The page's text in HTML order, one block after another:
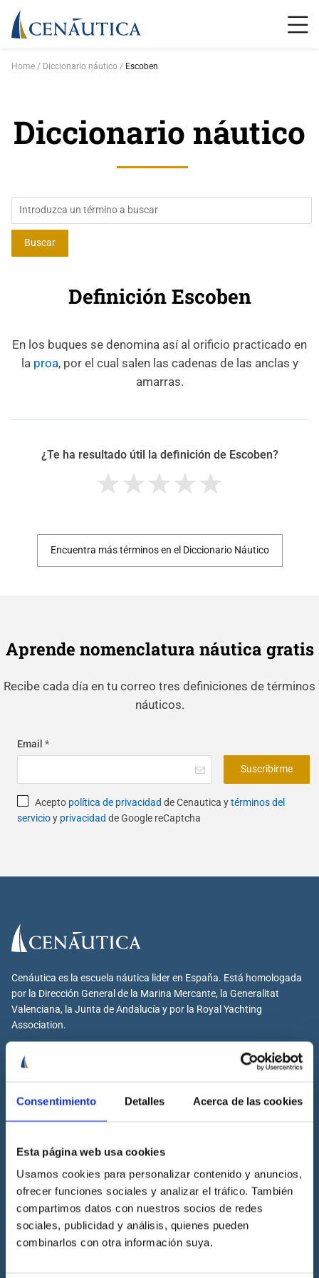
Consentimiento Detalles Acerca de las cookies
Esta página web usa cookies
Usamos cookies para personalizar contenido y anuncios,
ofrecer funciones sociales y analizar el tráfico. También
compartimos datos con nuestros socios de redes
sociales, publicidad y análisis, quienes pueden
combinarlos con otra información suya.
Home Diccionario náutico Escoben
Diccionario náutico
Definición Escoben
En los buques se denomina así al orificio practicado en
la proa, por el cual salen las cadenas de las anclas y
amarras.
¿Te ha resultado útil la definición de Escoben?
Encuentra más términos en el Diccionario Náutico
Aprende nomenclatura náutica gratis
Recibe cada día en tu correo tres definiciones de términos
náuticos.
Email *
Suscribirme
Acepto política de privacidad de Cenautica ytérminos del
servicioy privacidad de Google reCaptcha
Cenáutica es la escuela náutica lider en España. Está homologada
por la Dirección General de la Marina Mercante, la Generalitat
Valenciana, la Junta de Andalucía y por la Royal Yachting
Association.
Cenáutica
Escuela náutica virtual
Contacta con Cenáutica
Historia de Cenáutica
Trabaja con Cenáutica
Sala de prensa